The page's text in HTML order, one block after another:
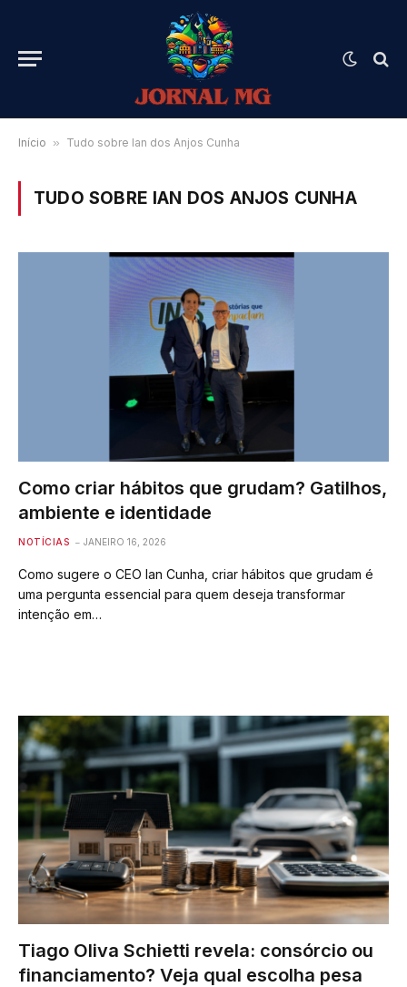
Início » Tudo sobre Ian dos Anjos Cunha
TUDO SOBRE IAN DOS ANJOS CUNHA
Como criar hábitos que grudam? Gatilhos,
ambiente e identidade
NOTÍCIAS JANEIRO 16, 2026
Como sugere o CEO Ian Cunha, criar hábitos que grudam é
uma pergunta essencial para quem deseja transformar
intenção em…
Tiago Oliva Schietti revela: consórcio ou
financiamento? Veja qual escolha pesa